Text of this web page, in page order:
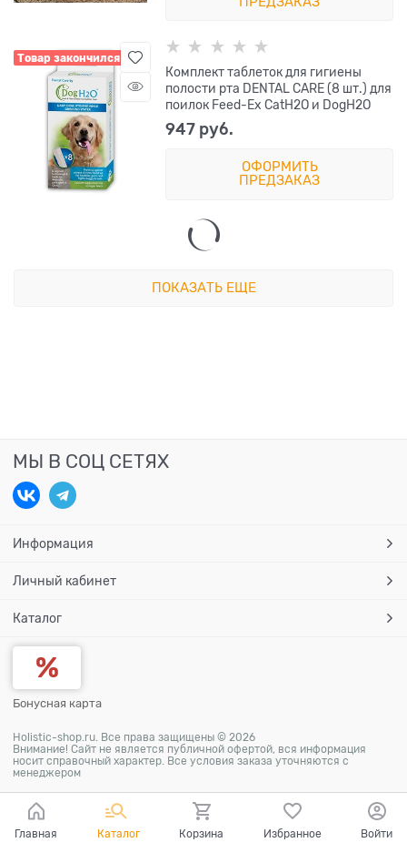
Товар закончился
Комплект таблеток для гигиены
полости рта DENTAL CARE (8 шт.) для
поилок Feed-Ex CatH2O и DogH2O
947 руб.
ОФОРМИТЬ
ПРЕДЗАКАЗ
ПОКАЗАТЬ ЕЩЕ
МЫ В СОЦ СЕТЯХ
Информация
Личный кабинет
Каталог
Бонусная карта
Holistic-shop.ru. Все права защищены © 2026
Внимание! Сайт не является публичной офертой, вся информация
носит справочный характер. Все условия заказа уточняются с
менеджером
Главная Каталог Корзина Избранное Войти